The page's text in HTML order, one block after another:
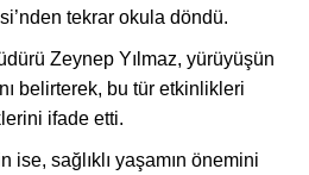
tekrar okula döndü.
Zeynep Yılmaz, yürüyüşün
belirterek, bu tür etkinlikleri
ifade etti.
ise, sağlıklı yaşamın önemini